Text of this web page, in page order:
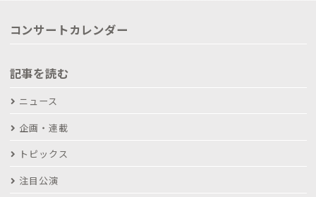
コンサートカレンダー
記事を読む
ニュース
企画・連載
トピックス
注目公演